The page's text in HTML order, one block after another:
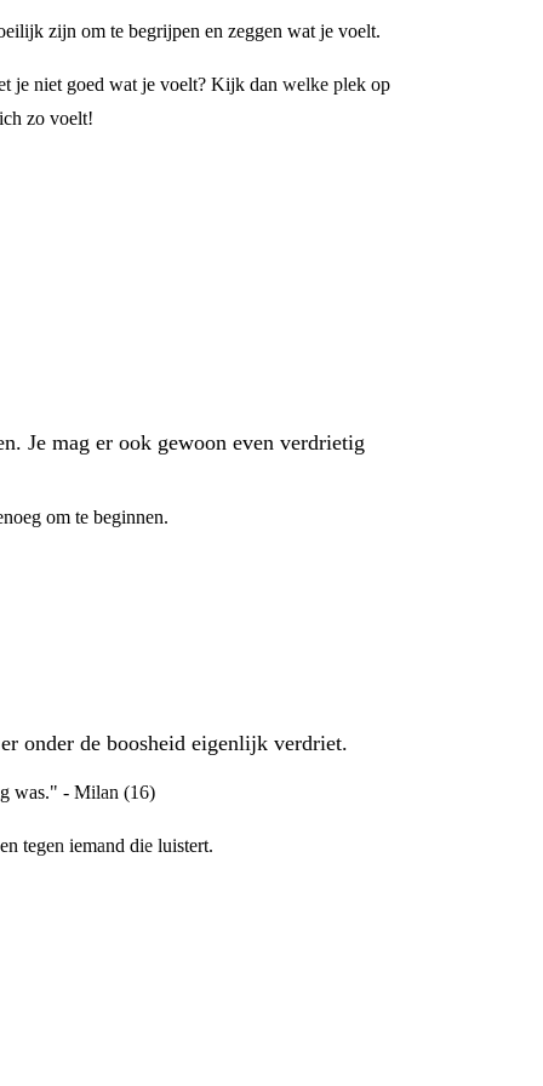
zijn om te begrijpen en zeggen wat je voelt.
je niet goed wat je voelt? Kijk dan welke plek op
zo voelt!
Je mag er ook gewoon even verdrietig
om te beginnen.
onder de boosheid eigenlijk verdriet.
was." - Milan (16)
tegen iemand die luistert.